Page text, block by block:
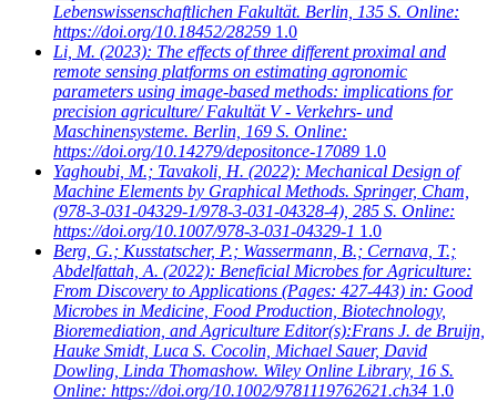
Lebenswissenschaftlichen Fakultät. Berlin, 135 S. Online:
https://doi.org/10.18452/28259 1.0
Li, M. (2023): The effects of three different proximal and
remote sensing platforms on estimating agronomic
parameters using image-based methods: implications for
precision agriculture/ Fakultät V - Verkehrs- und
Maschinensysteme. Berlin, 169 S. Online:
https://doi.org/10.14279/depositonce-17089 1.0
Yaghoubi, M.; Tavakoli, H. (2022): Mechanical Design of
Machine Elements by Graphical Methods. Springer, Cham,
(978-3-031-04329-1/978-3-031-04328-4), 285 S. Online:
https://doi.org/10.1007/978-3-031-04329-1 1.0
Berg, G.; Kusstatscher, P.; Wassermann, B.; Cernava, T.;
Abdelfattah, A. (2022): Beneficial Microbes for Agriculture:
From Discovery to Applications (Pages: 427-443) in: Good
Microbes in Medicine, Food Production, Biotechnology,
Bioremediation, and Agriculture Editor(s):Frans J. de Bruijn,
Hauke Smidt, Luca S. Cocolin, Michael Sauer, David
Dowling, Linda Thomashow. Wiley Online Library, 16 S.
Online: https://doi.org/10.1002/9781119762621.ch34 1.0